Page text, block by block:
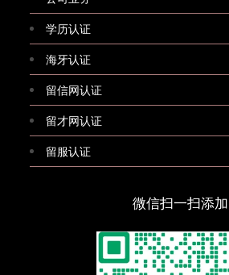
学历认证
海牙认证
留信网认证
留才网认证
留服认证
微信扫一扫添加